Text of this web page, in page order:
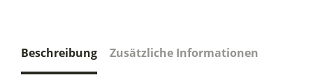
Beschreibung Zusätzliche Informationen